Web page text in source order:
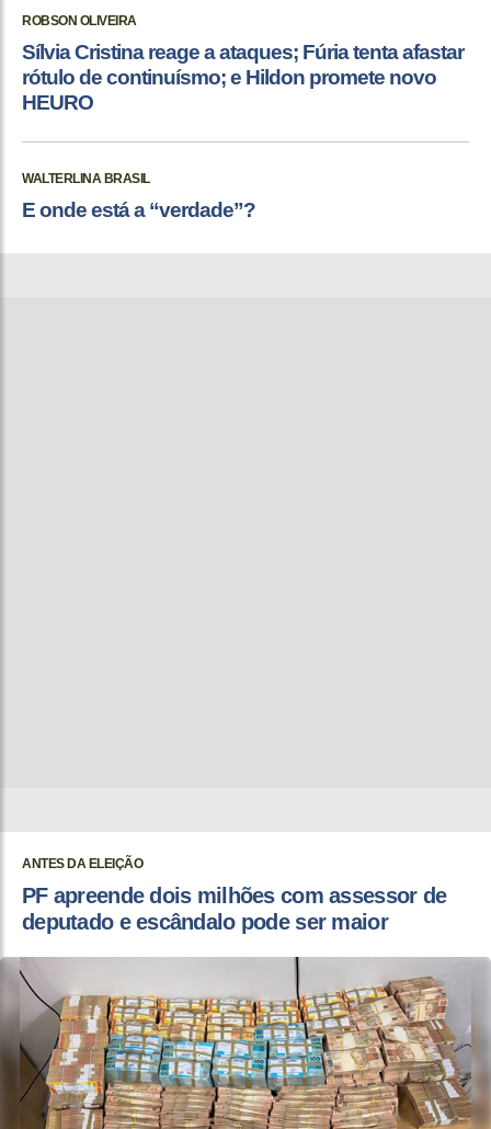
ROBSON OLIVEIRA
Sílvia Cristina reage a ataques; Fúria tenta afastar
rótulo de continuísmo; e Hildon promete novo
HEURO
WALTERLINA BRASIL
E onde está a “verdade”?
ANTES DA ELEIÇÃO
PF apreende dois milhões com assessor de
deputado e escândalo pode ser maior